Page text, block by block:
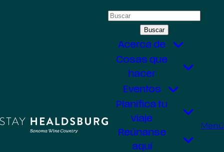
Buscar:
Acerca de
Cosas que
hacer
Eventos
Planifica tu
viaje
Reúnanse
aquí
Menú